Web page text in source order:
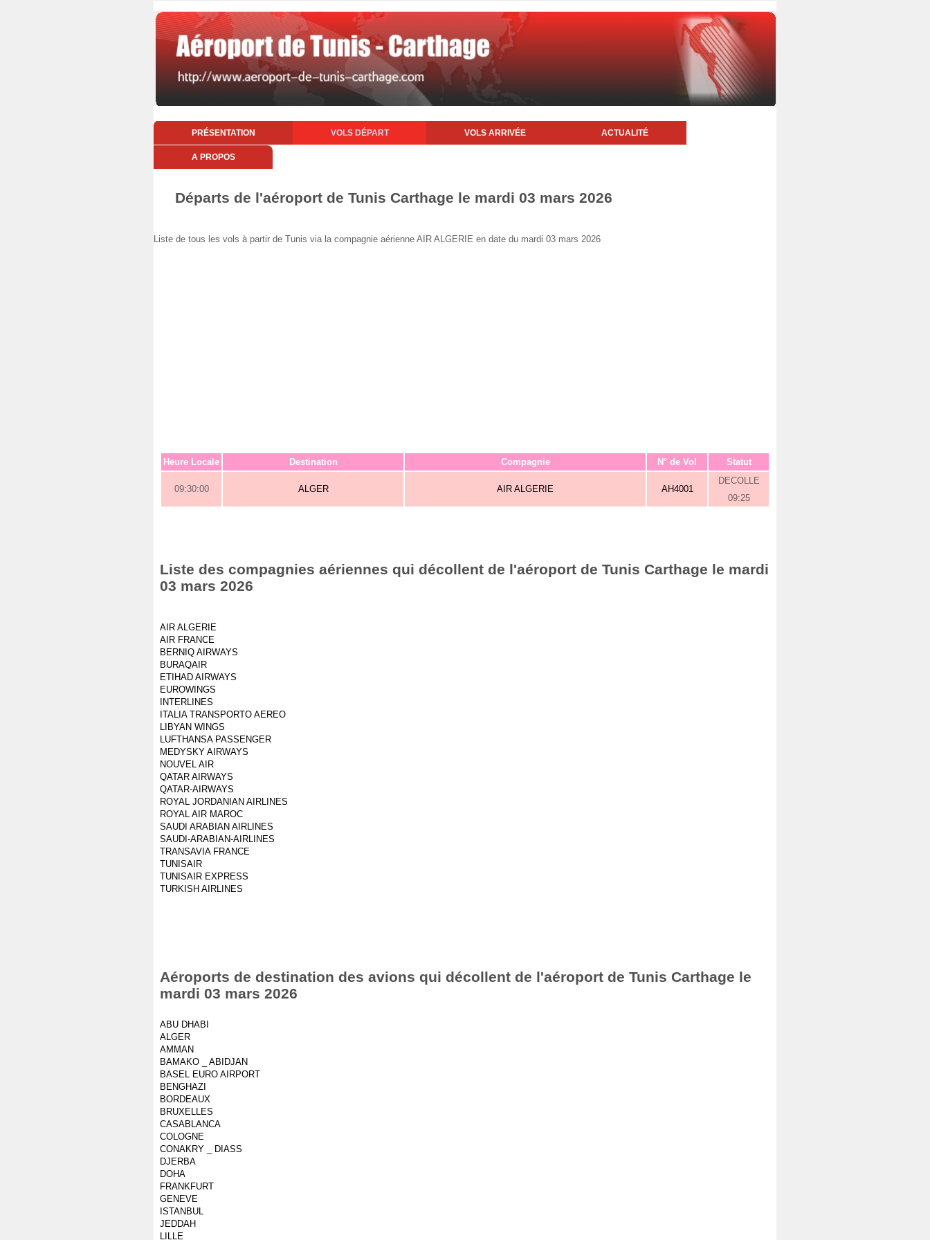
PRÉSENTATION VOLS DÉPART VOLS ARRIVÉE ACTUALITÉ
A PROPOS
Départs de l'aéroport de Tunis Carthage le mardi 03 mars 2026
Liste de tous les vols à partir de Tunis via la compagnie aérienne AIR ALGERIE en date du mardi 03 mars 2026
Heure Locale Destination Compagnie N° de Vol Statut
09:30:00 ALGER AIR ALGERIE AH4001
DECOLLE
09:25
Liste des compagnies aériennes qui décollent de l'aéroport de Tunis Carthage le mardi
03 mars 2026
AIR ALGERIE
AIR FRANCE
BERNIQ AIRWAYS
BURAQAIR
ETIHAD AIRWAYS
EUROWINGS
INTERLINES
ITALIA TRANSPORTO AEREO
LIBYAN WINGS
LUFTHANSA PASSENGER
MEDYSKY AIRWAYS
NOUVEL AIR
QATAR AIRWAYS
QATAR-AIRWAYS
ROYAL JORDANIAN AIRLINES
ROYAL AIR MAROC
SAUDI ARABIAN AIRLINES
SAUDI-ARABIAN-AIRLINES
TRANSAVIA FRANCE
TUNISAIR
TUNISAIR EXPRESS
TURKISH AIRLINES
Aéroports de destination des avions qui décollent de l'aéroport de Tunis Carthage le
mardi 03 mars 2026
ABU DHABI
ALGER
AMMAN
BAMAKO _ ABIDJAN
BASEL EURO AIRPORT
BENGHAZI
BORDEAUX
BRUXELLES
CASABLANCA
COLOGNE
CONAKRY _ DIASS
DJERBA
DOHA
FRANKFURT
GENEVE
ISTANBUL
JEDDAH
LILLE